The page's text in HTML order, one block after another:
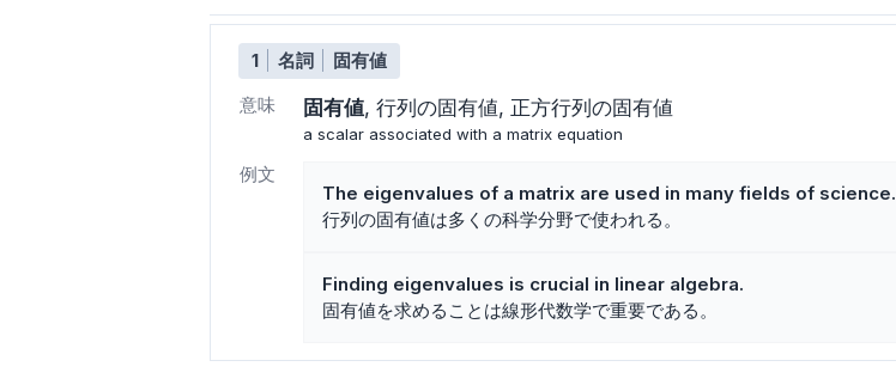
1 名詞
固有値
意味
固有値 行列の固有値 正方行列の固有値
a scalar associated with a matrix equation
例文
The eigenvalues of a matrix are used in many fields of science.
行列の固有値は多くの科学分野で使われる。
Finding eigenvalues is crucial in linear algebra.
固有値を求めることは線形代数学で重要である。